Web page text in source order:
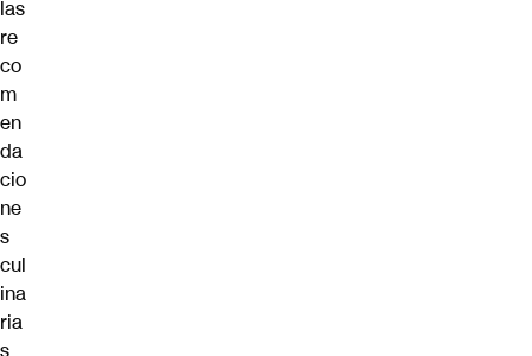
las
re
co
m
en
da
cio
ne
s
cul
ina
ria